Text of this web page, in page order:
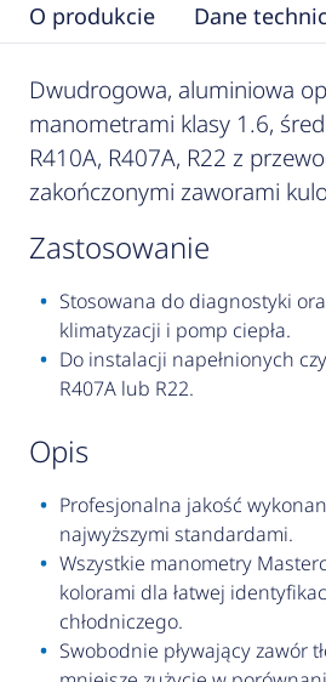
O produkcie Dane
Dwudrogowa, aluminiowa
manometrami klasy 1.6,
R410A, R407A, R22 z
zakończonymi zaworami
zastosowanie
Stosowana do diagnostyki
klimatyzacji i pomp ciepła.
Do instalacji napełnionych
R407A lub R22.
opis
Profesjonalna jakość
najwyższymi standardami.
Wszystkie manometry
kolorami dla łatwej
chłodniczego.
Swobodnie pływający zawór